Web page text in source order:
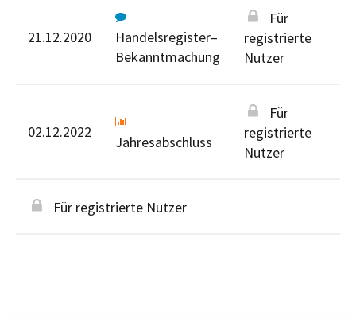
21.12.2020
Handelsregister–
Bekanntmachung
Für
registrierte
Nutzer
02.12.2022
Jahresabschluss
Für
registrierte
Nutzer
Für registrierte Nutzer